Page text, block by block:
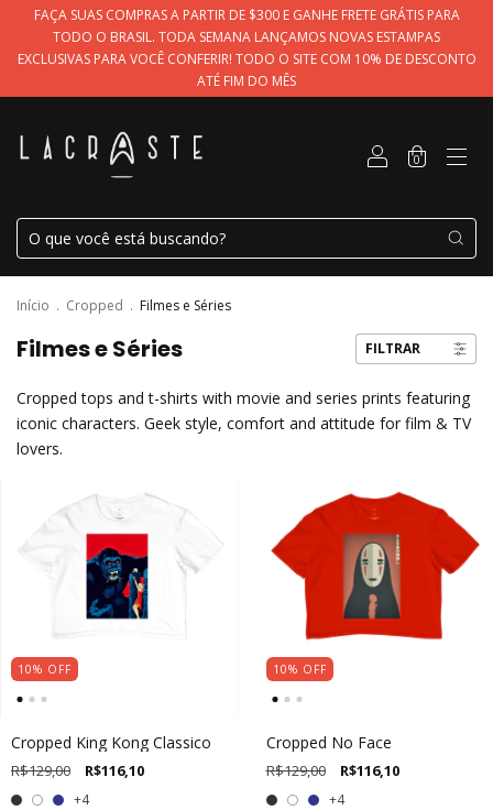
FAÇA SUAS COMPRAS A PARTIR DE $300 E GANHE FRETE GRÁTIS PARA
TODO O BRASIL. TODA SEMANA LANÇAMOS NOVAS ESTAMPAS
EXCLUSIVAS PARA VOCÊ CONFERIR! TODO O SITE COM 10% DE DESCONTO
ATÉ FIM DO MÊS
0
Início . Cropped . Filmes e Séries
Filmes e Séries FILTRAR
Cropped tops and t-shirts with movie and series prints featuring
iconic characters. Geek style, comfort and attitude for film & TV
lovers.
10% OFF
Cropped King Kong Classico
R$129,00 R$116,10
+4
10% OFF
Cropped No Face
R$129,00 R$116,10
+4